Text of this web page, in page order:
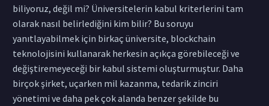
biliyoruz, değil mi? Üniversitelerin kabul kriterlerini tam
olarak nasıl belirlediğini kim bilir? Bu soruyu
yanıtlayabilmek için birkaç üniversite, blockchain
teknolojisini kullanarak herkesin açıkça görebileceği ve
değiştiremeyeceği bir kabul sistemi oluşturmuştur. Daha
birçok şirket, uçarken mil kazanma, tedarik zinciri
yönetimi ve daha pek çok alanda benzer şekilde bu